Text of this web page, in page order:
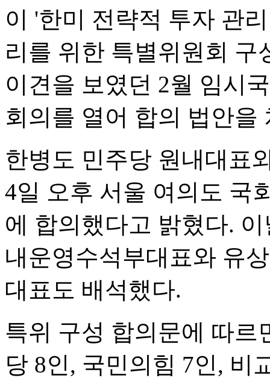
이 '한미 전략적 투자 관
리를 위한 특별위원회 구
이견을 보였던 2월 임시
회의를 열어 합의 법안을
한병도 민주당 원내대표
4일 오후 서울 여의도 국
에 합의했다고 밝혔다.
내운영수석부대표와 유
대표도 배석했다.
특위 구성 합의문에 따르
당 8인, 국민의힘 7인, 비